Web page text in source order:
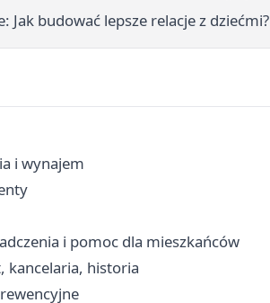
Jak budować lepsze relacje z dziećmi?
i wynajem
i pomoc dla mieszkańców
kancelaria, historia